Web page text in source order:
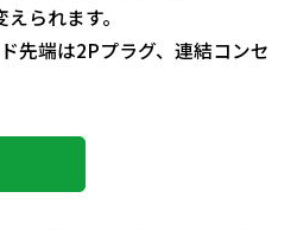
られます。
先端は2Pプラグ、連結コンセ